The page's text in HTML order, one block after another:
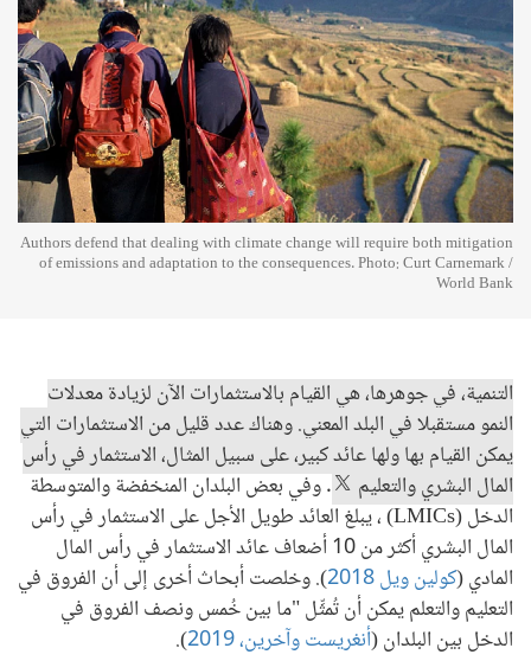
Authors defend that dealing with climate change will require both mitigation
of emissions and adaptation to the consequences. Photo: Curt Carnemark /
World Bank
التنمية، في جوهرها، هي القيام بالاستثمارات الآن لزيادة معدلات
النمو مستقبلا في البلد المعني. وهناك عدد قليل من الاستثمارات التي
يمكن القيام بها ولها عائد كبير، على سبيل المثال، الاستثمار في رأس
المال البشري والتعليم
. وفي بعض البلدان المنخفضة والمتوسطة
الدخل (LMICs) ، يبلغ العائد طويل الأجل على الاستثمار في رأس
المال البشري أكثر من 10 أضعاف عائد الاستثمار في رأس المال
المادي (كولين ويل 2018
). وخلصت أبحاث أخرى إلى أن الفروق في
التعليم والتعلم يمكن أن تُمثِّل "ما بين خُمس ونصف الفروق في
الدخل بين البلدان (أنغريست وآخرين، 2019
).